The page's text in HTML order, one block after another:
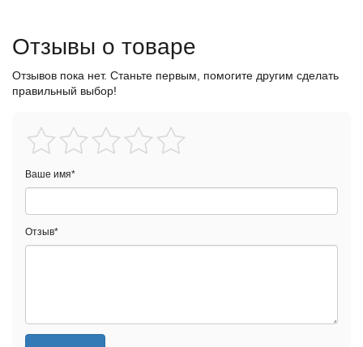
Отзывы о товаре
Отзывов пока нет. Станьте первым, помогите другим сделать
правильный выбор!
Ваше имя*
Отзыв*